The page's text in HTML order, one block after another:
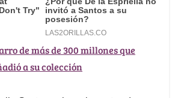
de más de 300 millones que
a su colección